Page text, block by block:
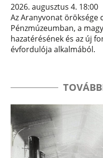
2026. augusztus 4. 18:00
Az Aranyvonat öröksége
Pénzmúzeumban, a
hazatérésének és az új
évfordulója alkalmából.